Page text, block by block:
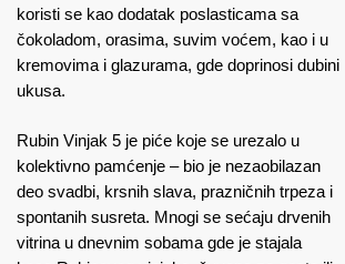
koristi se kao dodatak poslasticama sa
čokoladom, orasima, suvim voćem, kao i u
kremovima i glazurama, gde doprinosi dubini
ukusa.
Rubin Vinjak 5 je piće koje se urezalo u
kolektivno pamćenje – bio je nezaobilazan
deo svadbi, krsnih slava, prazničnih trpeza i
spontanih susreta. Mnogi se sećaju drvenih
vitrina u dnevnim sobama gde je stajala